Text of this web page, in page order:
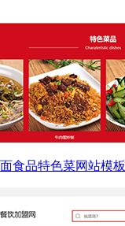
食品特色菜网站模板